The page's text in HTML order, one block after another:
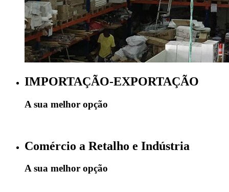
IMPORTAÇÃO-EXPORTAÇÃO
A sua melhor opção
Comércio a Retalho e Indústria
A sua melhor opção